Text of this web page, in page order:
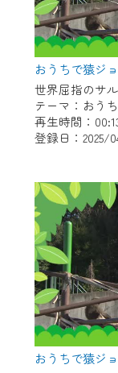
テーマ：おう
再生時間：
登録日：2025/
いたします
※マイペー
要となりま
※MyIDとは
各種サービ
IDはお客様
（Gmailや
スでも作成
※マイペー
録は こちら
※CCNetア
ご視聴いた
＜メンテナ
ンテナンス